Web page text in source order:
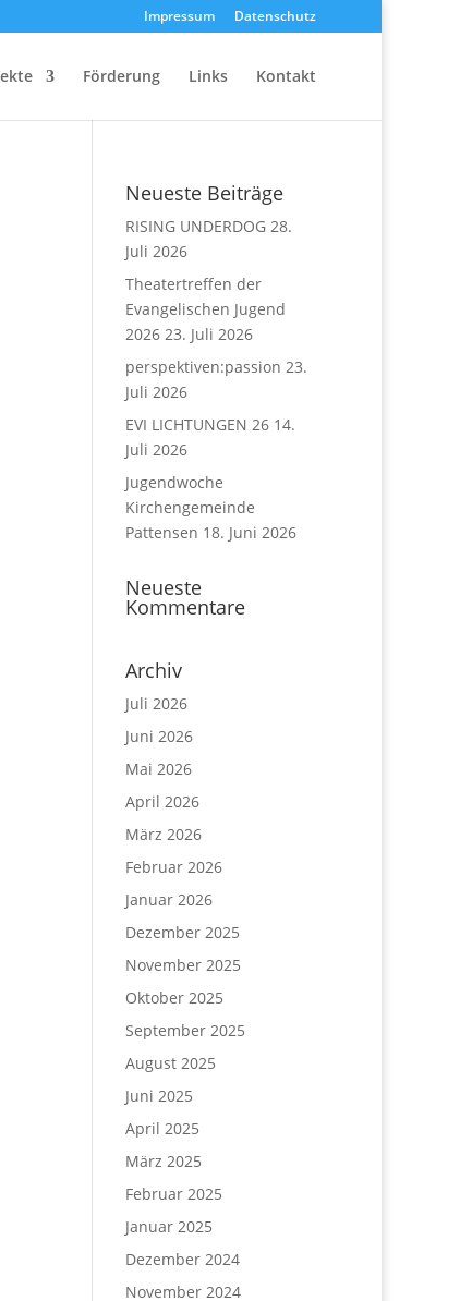
Impressum Datenschutz
Förderung Links Kontakt
Neueste Beiträge
RISING UNDERDOG 28.
Juli 2026
Theatertreffen der
Evangelischen Jugend
2026 23. Juli 2026
perspektiven:passion 23.
Juli 2026
EVI LICHTUNGEN 26 14.
Juli 2026
Jugendwoche
Kirchengemeinde
Pattensen 18. Juni 2026
Neueste
Kommentare
Archiv
Juli 2026
Juni 2026
Mai 2026
April 2026
März 2026
Februar 2026
Januar 2026
Dezember 2025
November 2025
Oktober 2025
September 2025
August 2025
Juni 2025
April 2025
März 2025
Februar 2025
Januar 2025
Dezember 2024
November 2024